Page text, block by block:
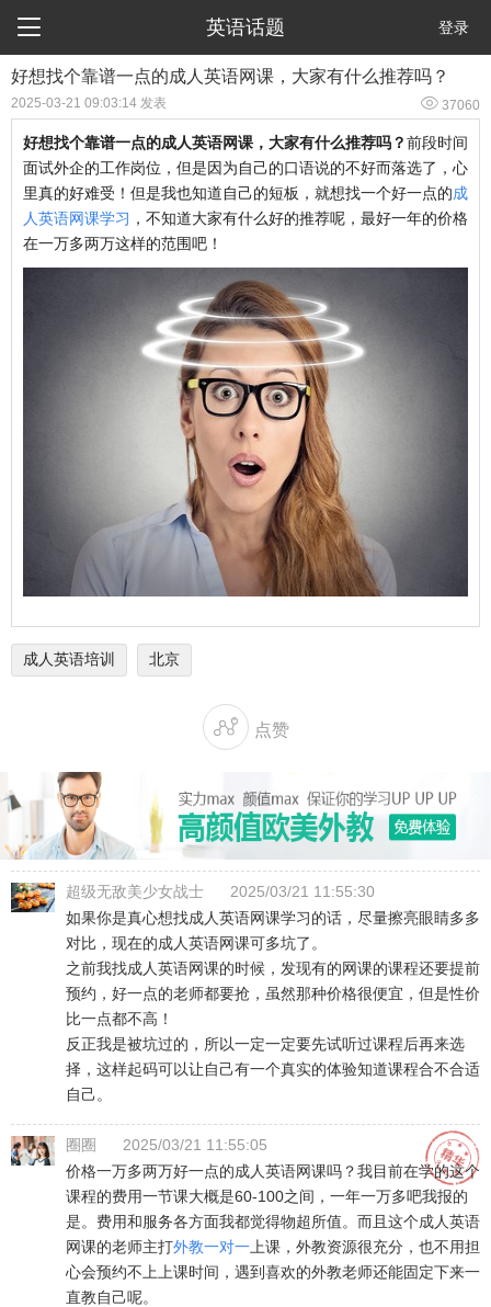
 英语话题 登录
好想找个靠谱一点的成人英语网课，大家有什么推荐吗？
2025-03-21 09:03:14 发表  37060
好想找个靠谱一点的成人英语网课，大家有什么推荐吗？前段时间
面试外企的工作岗位，但是因为自己的口语说的不好而落选了，心
里真的好难受！但是我也知道自己的短板，就想找一个好一点的成
人英语网课学习 ，不知道大家有什么好的推荐呢，最好一年的价格
在一万多两万这样的范围吧！
成人英语培训 北京
 点赞
超级无敌美少女战士
2025/03/21 11:55:30
如果你是真心想找成人英语网课学习的话，尽量擦亮眼睛多多
对比，现在的成人英语网课可多坑了。
之前我找成人英语网课的时候，发现有的网课的课程还要提前
预约，好一点的老师都要抢，虽然那种价格很便宜，但是性价
比一点都不高！
反正我是被坑过的，所以一定一定要先试听过课程后再来选
择，这样起码可以让自己有一个真实的体验知道课程合不合适
自己。
圈圈
2025/03/21 11:55:05
价格一万多两万好一点的成人英语网课吗？我目前在学的这个
课程的费用一节课大概是60-100之间，一年一万多吧我报的
是。费用和服务各方面我都觉得物超所值。而且这个成人英语
网课的老师主打外教一对一 上课，外教资源很充分，也不用担
心会预约不上上课时间，遇到喜欢的外教老师还能固定下来一
直教自己呢。